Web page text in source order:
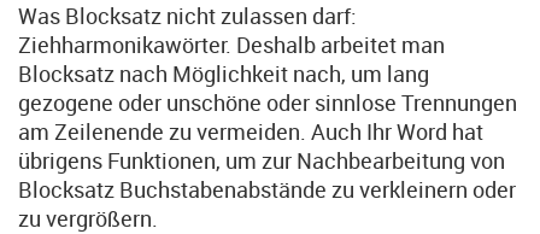
Was Blocksatz nicht zulassen darf:
Ziehharmonikawörter. Deshalb arbeitet man
Blocksatz nach Möglichkeit nach, um lang
gezogene oder unschöne oder sinnlose Trennungen
am Zeilenende zu vermeiden. Auch Ihr Word hat
übrigens Funktionen, um zur Nachbearbeitung von
Blocksatz Buchstabenabstände zu verkleinern oder
zu vergrößern.